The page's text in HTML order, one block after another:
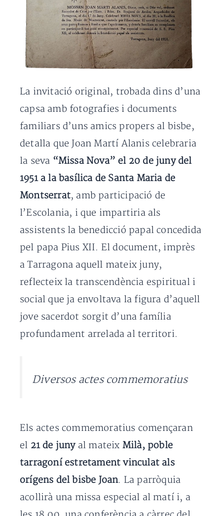
La invitació original, trobada dins d’una
capsa amb fotografies i documents
familiars d’uns amics propers al bisbe,
detalla que Joan Martí Alanis celebraria
la seva “Missa Nova” el 20 de juny del
1951 a la basílica de Santa Maria de
Montserrat, amb participació de
l’Escolania, i que impartiria als
assistents la benedicció papal concedida
pel papa Pius XII. El document, imprès
a Tarragona aquell mateix juny,
reflecteix la transcendència espiritual i
social que ja envoltava la figura d’aquell
jove sacerdot sorgit d’una família
profundament arrelada al territori.
Diversos actes commemoratius
Els actes commemoratius començaran
el 21 de junyal mateix Milà, poble
tarragoní estretament vinculat als
orígens del bisbe Joan. La parròquia
acollirà una missa especial al matí i, a